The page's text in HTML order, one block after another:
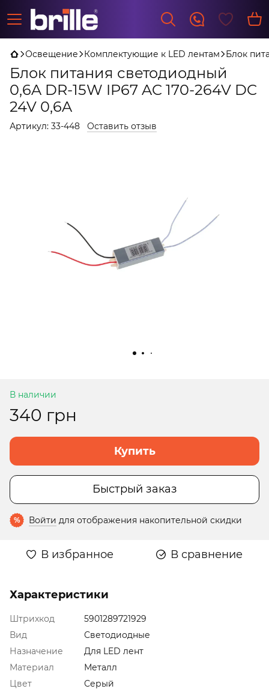
Освещение Комплектующие к LED лентам Блок
Блок питания светодиодный
0,6A DR-15W IP67 AC 170-264V DC
24V 0,6A
Артикул: 33-448 Оставить отзыв
В наличии
340 грн
Купить
Быстрый заказ
% Войти для отображения накопительной скидки
В избранное В сравнение
Характеристики
Штрихкод
5901289721929
Вид
Светодиодные
Назначение
Для LED лент
Материал
Металл
Цвет
Серый